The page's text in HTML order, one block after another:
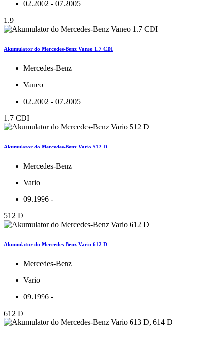
02.2002 - 07.2005
1.9
Akumulator do Mercedes-Benz Vaneo 1.7 CDI
Mercedes-Benz
Vaneo
02.2002 - 07.2005
1.7 CDI
Akumulator do Mercedes-Benz Vario 512 D
Mercedes-Benz
Vario
09.1996 -
512 D
Akumulator do Mercedes-Benz Vario 612 D
Mercedes-Benz
Vario
09.1996 -
612 D